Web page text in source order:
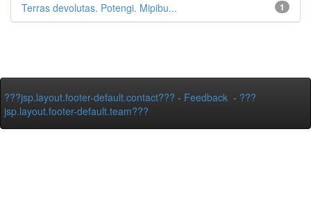
1
Terras devolutas. Potengi. Mipibu...
???jsp.layout.footer-default.contact??? - Feedback - ???
jsp.layout.footer-default.team???